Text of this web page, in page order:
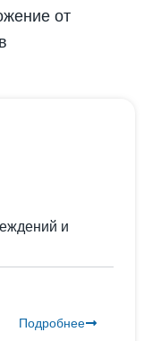
от
и
Подробнее